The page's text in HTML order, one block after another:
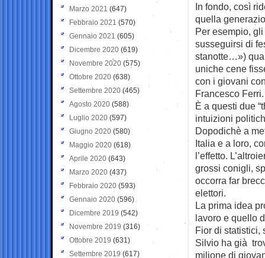
In fondo, così
quella
Per esempio,
susseguirsi di
stanotte…»)
uniche cene
con i giovani
Francesco Ferri.
È a questi due
intuizioni
Dopodichè a
Italia e a loro,
l’effetto.
grossi conigli,
occorra far
elettori.
La prima idea
lavoro e quello
Fior di statistici,
Silvio ha già
milione di
Marzo 2021 (647)
Febbraio 2021 (570)
Gennaio 2021 (605)
Dicembre 2020 (619)
Novembre 2020 (575)
Ottobre 2020 (638)
Settembre 2020(465)
Agosto 2020 (588)
Luglio 2020 (597)
Giugno 2020 (580)
Maggio 2020 (618)
Aprile 2020 (643)
Marzo 2020 (437)
Febbraio 2020 (593)
Gennaio 2020 (596)
Dicembre 2019 (542)
Novembre 2019 (316)
Ottobre 2019 (631)
Settembre 2019 (617)